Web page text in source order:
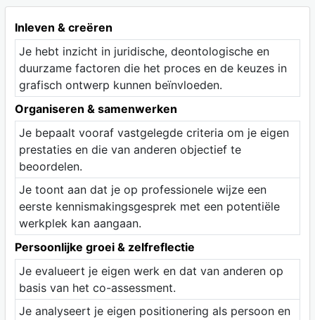
Inleven & creëren
Je hebt inzicht in juridische, deontologische en
duurzame factoren die het proces en de keuzes in
grafisch ontwerp kunnen beïnvloeden.
Organiseren & samenwerken
Je bepaalt vooraf vastgelegde criteria om je eigen
prestaties en die van anderen objectief te
beoordelen.
Je toont aan dat je op professionele wijze een
eerste kennismakingsgesprek met een potentiële
werkplek kan aangaan.
Persoonlijke groei & zelfreflectie
Je evalueert je eigen werk en dat van anderen op
basis van het co-assessment.
Je analyseert je eigen positionering als persoon en